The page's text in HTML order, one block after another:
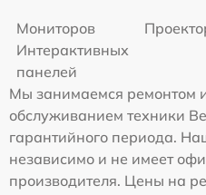
Мониторов
Интерактивных
панелей
Мы занимаемся ремонтом
обслуживанием техники
гарантийного периода.
независимо и не имеет
производителя. Цены на